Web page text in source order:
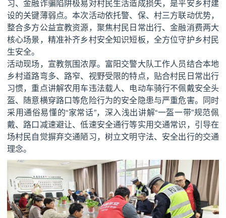
习、金融诈骗陷阱极易对村民生活造成损失，是平安乡村建
设的关键薄弱点。本次活动依托警、保、村三方联动优势，
整合多方公益宣教资源，聚焦村民日常出行、金融消费两大
核心场景，精准补齐乡村安全知识短板，全方位守护乡村民
生安全。
活动现场，宣教氛围浓厚。富阳交警大队工作人员结合本地
乡村道路弯多、路窄、视野受限的特点，贴合村民日常出行
习惯，重点讲解农用车违法载人、电动车骑行不佩戴安全头
盔、随意横穿路口等危险行为的安全隐患与严重危害。同时
采用通俗易懂的“家常话”，深入浅出讲解“一盔一带”规范佩
戴、路口减速避让、低速安全通行等实用交通常识，引导在
场村民自觉摒弃交通陋习，树立文明守法、安全出行的交通
理念。